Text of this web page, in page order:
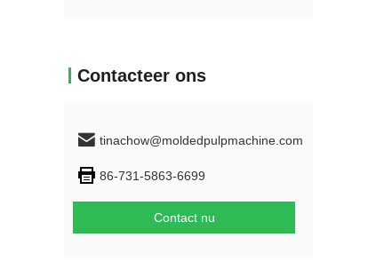
Contacteer ons
tinachow@moldedpulpmachine.com
86-731-5863-6699
Contact nu